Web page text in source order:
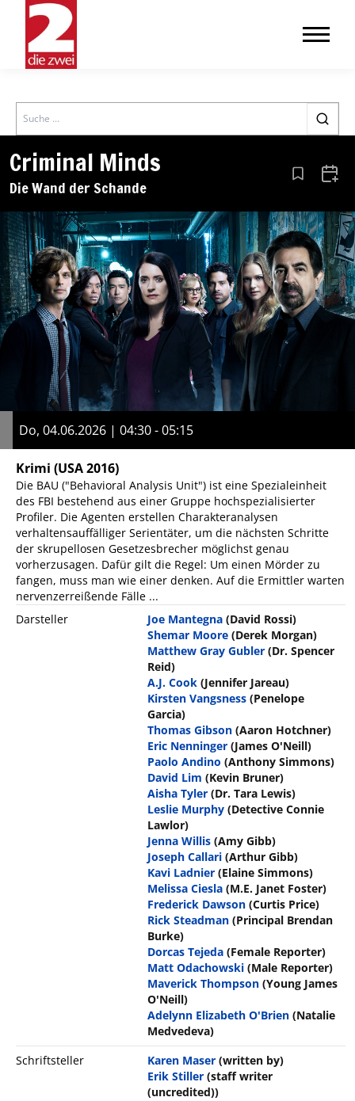
Search
Criminal Minds
Die Wand der Schande Aus den
Do, 04.06.2026 | 04:30 - 05:15
Krimi (USA 2016)
Die BAU ("Behavioral Analysis Unit") ist eine Spezialeinheit
des FBI bestehend aus einer Gruppe hochspezialisierter
Profiler. Die Agenten erstellen Charakteranalysen
verhaltensauffälliger Serientäter, um die nächsten Schritte
der skrupellosen Gesetzesbrecher möglichst genau
vorherzusagen. Dafür gilt die Regel: Um einen Mörder zu
fangen, muss man wie einer denken. Auf die Ermittler warten
nervenzerreißende Fälle ...
Darsteller
Joe Mantegna (David Rossi)
Shemar Moore (Derek Morgan)
Matthew Gray Gubler (Dr. Spencer
Reid)
A.J. Cook (Jennifer Jareau)
Kirsten Vangsness (Penelope
Garcia)
Thomas Gibson (Aaron Hotchner)
Eric Nenninger (James O'Neill)
Paolo Andino (Anthony Simmons)
David Lim (Kevin Bruner)
Aisha Tyler (Dr. Tara Lewis)
Leslie Murphy (Detective Connie
Lawlor)
Jenna Willis (Amy Gibb)
Joseph Callari (Arthur Gibb)
Kavi Ladnier (Elaine Simmons)
Melissa Ciesla (M.E. Janet Foster)
Frederick Dawson (Curtis Price)
Rick Steadman (Principal Brendan
Burke)
Dorcas Tejeda (Female Reporter)
Matt Odachowski (Male Reporter)
Maverick Thompson (Young James
O'Neill)
Adelynn Elizabeth O'Brien (Natalie
Medvedeva)
Schriftsteller
Karen Maser (written by)
Erik Stiller (staff writer
(uncredited))